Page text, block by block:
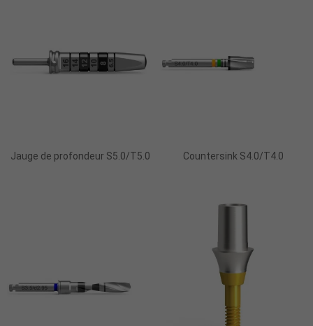
Jauge de profondeur S5.0/T5.0 Countersink S4.0/T4.0